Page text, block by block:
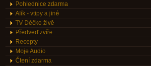
Pohlednice zdarma
Alík - vtipy a jiné
TV Déčko živě
Předveď zvíře
Recepty
Moje Audio
Čtení zdarma